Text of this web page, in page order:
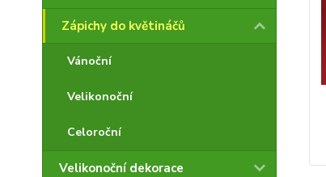
Zápichy do květináčů
Vánoční
Velikonoční
Celoroční
Velikonoční dekorace